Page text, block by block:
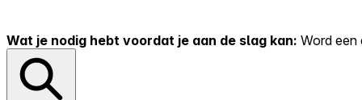
Wat je nodig hebt voordat je aan de slag kan: Word een